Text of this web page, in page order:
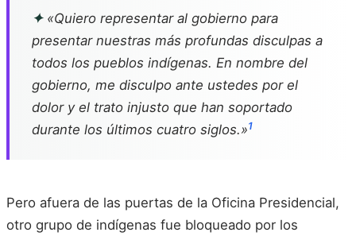
✦«Quiero representar al gobierno para
presentar nuestras más profundas disculpas a
todos los pueblos indígenas. En nombre del
gobierno, me disculpo ante ustedes por el
dolor y el trato injusto que han soportado
durante los últimos cuatro siglos.»1
Pero afuera de las puertas de la Oficina Presidencial,
otro grupo de indígenas fue bloqueado por los